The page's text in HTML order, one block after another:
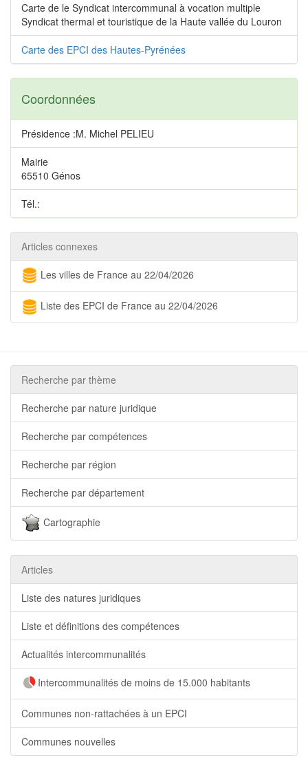
Carte de le Syndicat intercommunal à vocation multiple
Syndicat thermal et touristique de la Haute vallée du Louron
Carte des EPCI des Hautes-Pyrénées
Coordonnées
Présidence :M. Michel PELIEU
Mairie
65510 Génos
Tél.:
Articles connexes
Les villes de France au 22/04/2026
Liste des EPCI de France au 22/04/2026
Recherche par thème
Recherche par nature juridique
Recherche par compétences
Recherche par région
Recherche par département
Cartographie
Articles
Liste des natures juridiques
Liste et définitions des compétences
Actualités intercommunalités
Intercommunalités de moins de 15.000 habitants
Communes non-rattachées à un EPCI
Communes nouvelles